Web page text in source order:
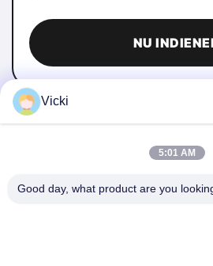
NU
Vicki
5:01 AM
Good day, what product are you